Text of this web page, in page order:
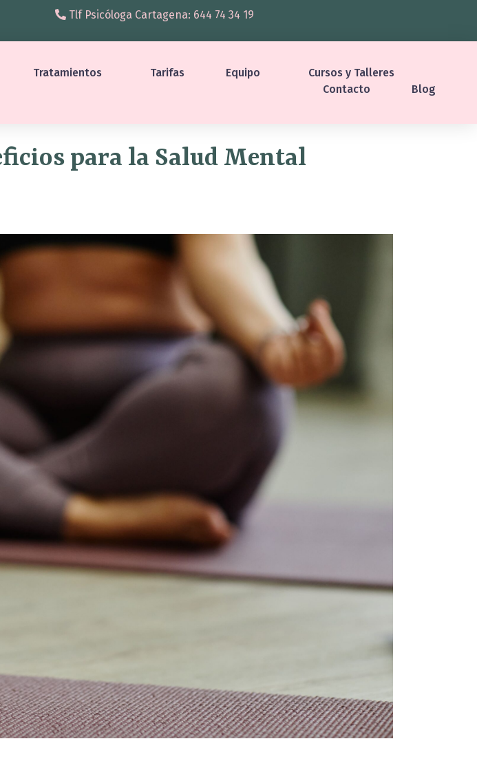
Tlf Psicóloga Cartagena: 644 74 34 19
Tratamientos Tarifas Equipo
Cursos y Talleres
Contacto
Blog
para la Salud Mental